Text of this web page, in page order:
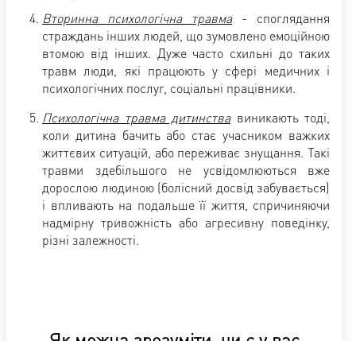
Вторинна психологічна травма- споглядання
страждань інших людей, що зумовлено емоційною
втомою від інших. Дуже часто схильні до таких
травм люди, які працюють у сфері медичних і
психологічних послуг, соціальні працівники.
Психологічна травма дитинствавиникають тоді,
коли дитина бачить або стає учасником важких
життєвих ситуацій, або переживає знущання. Такі
травми здебільшого не усвідомлюються вже
дорослою людиною (болісний досвід забувається)
і впливають на подальше її життя, спричиняючи
надмірну тривожність або агресивну поведінку,
різні залежності.